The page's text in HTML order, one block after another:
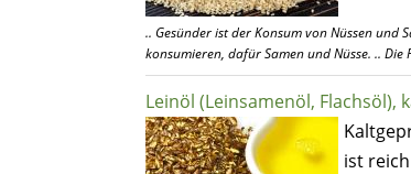
.. Gesünder ist der Konsum von Nüssen und
konsumieren, dafür Samen und Nüsse. .. Die
Leinöl (Leinsamenöl, Flachsöl),
ist